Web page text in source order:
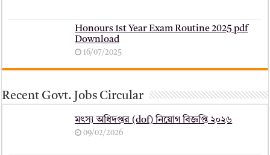
Honours 1st Year Exam Routine 2025 pdf
Download
16/07/2025
Recent Govt. Jobs Circular
মৎস্য অধিদপ্তর (dof) নিয়োগ বিজ্ঞপ্তি ২০২৬
09/02/2026